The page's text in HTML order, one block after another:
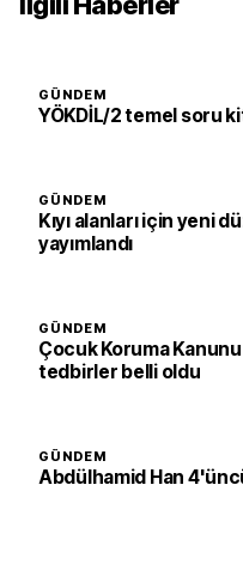
GÜNDEM
YÖKDİL/2 temel soru
GÜNDEM
Kıyı alanları için yeni
yayımlandı
GÜNDEM
Çocuk Koruma
tedbirler belli oldu
GÜNDEM
Abdülhamid Han 4'üncü